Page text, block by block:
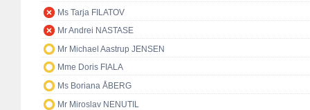
Ms Tarja FILATOV
Mr Andrei NASTASE
Mr Michael Aastrup JENSEN
Mme Doris FIALA
Ms Boriana ÅBERG
Mr Miroslav NENUTIL